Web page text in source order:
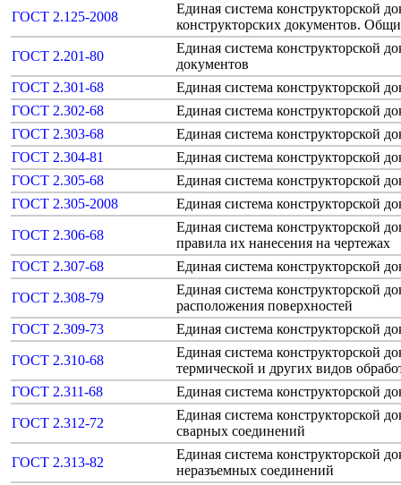
ГОСТ 2.125-2008
Единая система конструкторской
конструкторских документов.
ГОСТ 2.201-80
Единая система конструкторской
документов
ГОСТ 2.301-68
Единая система конструкторской
ГОСТ 2.302-68
Единая система конструкторской
ГОСТ 2.303-68
Единая система конструкторской
ГОСТ 2.304-81
Единая система конструкторской
ГОСТ 2.305-68
Единая система конструкторской
ГОСТ 2.305-2008
Единая система конструкторской
ГОСТ 2.306-68
Единая система конструкторской
правила их нанесения на чертежах
ГОСТ 2.307-68
Единая система конструкторской
ГОСТ 2.308-79
Единая система конструкторской
расположения поверхностей
ГОСТ 2.309-73
Единая система конструкторской
ГОСТ 2.310-68
Единая система конструкторской
термической и других видов
ГОСТ 2.311-68
Единая система конструкторской
ГОСТ 2.312-72
Единая система конструкторской
сварных соединений
ГОСТ 2.313-82
Единая система конструкторской
неразъемных соединений